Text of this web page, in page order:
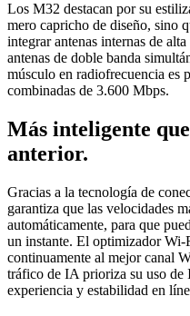
Los M32 destacan por su
mero capricho de diseño, sino
integrar antenas internas de
antenas de doble banda
músculo en radiofrecuencia es
combinadas de 3.600 Mbps.
Más inteligente
anterior.
Gracias a la tecnología de
garantiza que las velocidades
automáticamente, para que
un instante. El optimizador
continuamente al mejor canal
tráfico de IA prioriza su uso de
experiencia y estabilidad en